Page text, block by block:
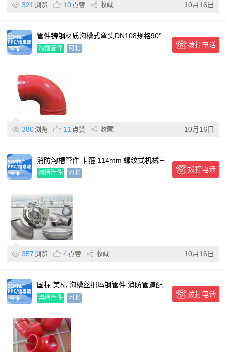
321 浏览 10 点赞 收藏 10月16日
管件铸钢材质沟槽式弯头DN108规格90°
角度10.0MPa
沟槽管件 河北 拨打电话
380浏览 11 点赞 收藏 10月16日
消防沟槽管件 卡箍 114mm 螺纹式机械三
通 沟槽刚性钢卡
沟槽管件 河北 拨打电话
357 浏览 4 点赞 收藏 10月16日
国标 美标 沟槽丝扣玛钢管件 消防管道配
件 大量现货 支持定
沟槽管件 河北 拨打电话